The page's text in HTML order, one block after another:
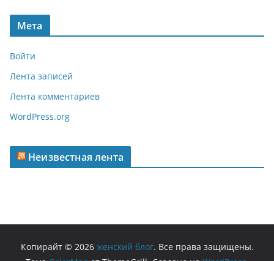
Мета
Войти
Лента записей
Лента комментариев
WordPress.org
Неизвестная лента
Копирайт © 2026 женский блог. Все права защищены.